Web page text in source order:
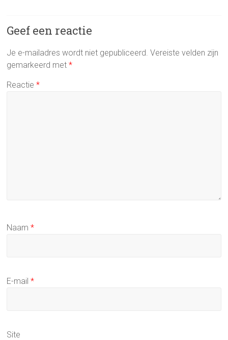
Geef een reactie
Je e-mailadres wordt niet gepubliceerd. Vereiste velden zijn
gemarkeerd met*
Reactie*
Naam*
E-mail*
Site